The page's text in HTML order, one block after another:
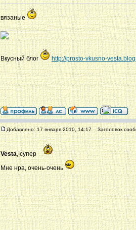
вязаные
_________________
Вкусный блог http://prosto-vkusno-
Добавлено: 17 января 2010, 14:17 Заголовок
Vesta, супер
Мне нра, очень-очень